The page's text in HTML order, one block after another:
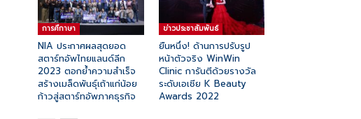
การศึกาษา
NIA ประกาศผลสุดยอด
สตาร์ทอัพไทยแลนด์ลีก
2023 ตอกย้ำความสำเร็จ
สร้างเมล็ดพันธุ์เถ้าแก่น้อย
ก้าวสู่สตาร์ทอัพภาคธุรกิจ
ข่าวประชาสัมพันธ์
ยืนหนึ่ง! ด้านการปรับรูป
หน้าตัวจริง WinWin
Clinic การันตีด้วยรางวัล
ระดับเอเชีย K Beauty
Awards 2022